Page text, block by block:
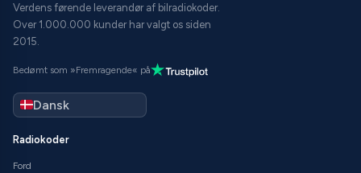
Verdens førende leverandør af bilradiokoder.
Over 1.000.000 kunder har valgt os siden
2015.
Bedømt som »Fremragende« på
Radiokoder
Ford